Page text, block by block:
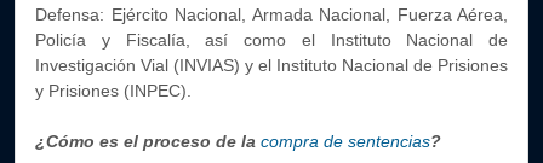
Defensa: Ejército Nacional, Armada Nacional, Fuerza Aérea,
Policía y Fiscalía, así como el Instituto Nacional de
Investigación Vial (INVIAS) y el Instituto Nacional de Prisiones
y Prisiones (INPEC).
¿Cómo es el proceso de la compra de sentencias?